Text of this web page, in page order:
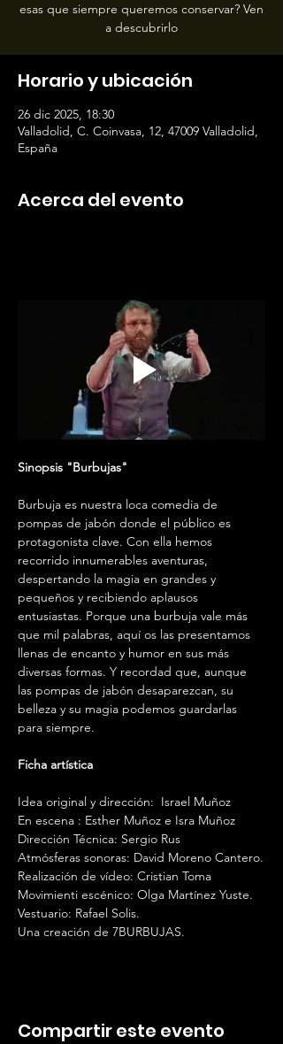
esas que siempre queremos conservar? Ven
a descubrirlo
Horario y ubicación
26 dic 2025, 18:30
Valladolid, C. Coinvasa, 12, 47009 Valladolid,
España
Acerca del evento
Sinopsis "Burbujas"
Burbuja es nuestra loca comedia de
pompas de jabón donde el público es
protagonista clave. Con ella hemos
recorrido innumerables aventuras,
despertando la magia en grandes y
pequeños y recibiendo aplausos
entusiastas. Porque una burbuja vale más
que mil palabras, aquí os las presentamos
llenas de encanto y humor en sus más
diversas formas. Y recordad que, aunque
las pompas de jabón desaparezcan, su
belleza y su magia podemos guardarlas
para siempre.
Ficha artística
Idea original y dirección:  Israel Muñoz
En escena : Esther Muñoz e Isra Muñoz
Dirección Técnica: Sergio Rus
Atmósferas sonoras: David Moreno Cantero.
Realización de vídeo: Cristian Toma
Movimienti escénico: Olga Martínez Yuste.
Vestuario: Rafael Solis.
Una creación de 7BURBUJAS.
Compartir este evento